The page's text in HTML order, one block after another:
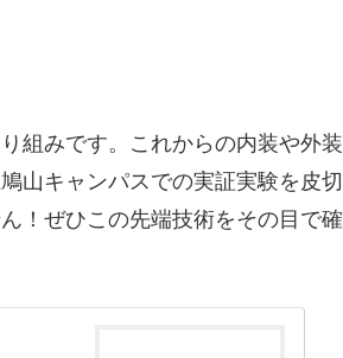
組みです。これからの内装や外装
山キャンパスでの実証実験を皮切
！ぜひこの先端技術をその目で確